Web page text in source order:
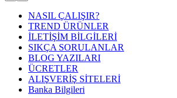
NASIL ÇALIŞIR?
TREND ÜRÜNLER
İLETİŞİM BİLGİLERİ
SIKÇA SORULANLAR
BLOG YAZILARI
ÜCRETLER
ALIŞVERİŞ SİTELERİ
Banka Bilgileri